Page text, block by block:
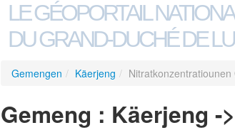
LE GÉOPORTAIL
DU GRAND-DUCHÉ DE
Gemengen / Käerjeng /
Gemeng : Käerjeng